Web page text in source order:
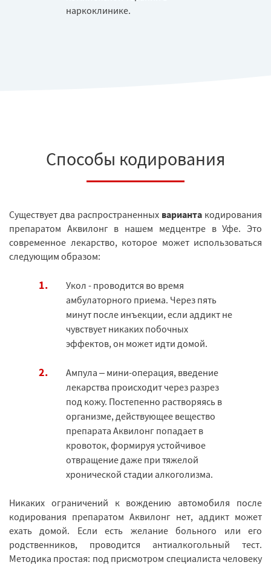
наркоклинике.
Способы кодирования
Существует два распространенных варианта кодирования
препаратом Аквилонг в нашем медцентре в Уфе. Это
современное лекарство, которое может использоваться
следующим образом:
Укол - проводится во время
амбулаторного приема. Через пять
минут после инъекции, если аддикт не
чувствует никаких побочных
эффектов, он может идти домой.
Ампула – мини-операция, введение
лекарства происходит через разрез
под кожу. Постепенно растворяясь в
организме, действующее вещество
препарата Аквилонг попадает в
кровоток, формируя устойчивое
отвращение даже при тяжелой
хронической стадии алкоголизма.
Никаких ограничений к вождению автомобиля после
кодирования препаратом Аквилонг нет, аддикт может
ехать домой. Если есть желание больного или его
родственников, проводится антиалкогольный тест.
Методика простая: под присмотром специалиста человеку